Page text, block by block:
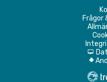
Frågor
d
A